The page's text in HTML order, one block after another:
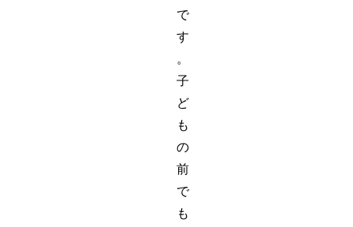
で
す
。
子
ど
も
の
前
で
も